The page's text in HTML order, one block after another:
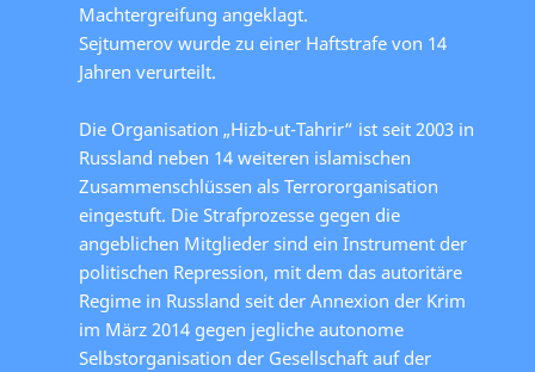
Machtergreifung angeklagt.
Sejtumerov wurde zu einer Haftstrafe von 14
Jahren verurteilt.
Die Organisation „Hizb-ut-Tahrir“ ist seit 2003 in
Russland neben 14 weiteren islamischen
Zusammenschlüssen als Terrororganisation
eingestuft. Die Strafprozesse gegen die
angeblichen Mitglieder sind ein Instrument der
politischen Repression, mit dem das autoritäre
Regime in Russland seit der Annexion der Krim
im März 2014 gegen jegliche autonome
Selbstorganisation der Gesellschaft auf der